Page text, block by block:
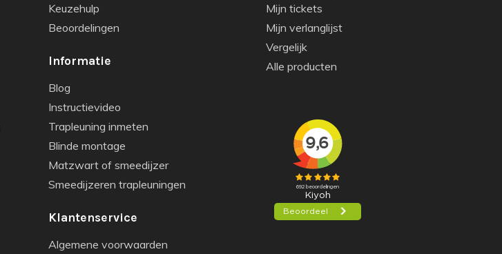
Keuzehulp
Beoordelingen
Informatie
Blog
Instructievideo
Trapleuning inmeten
Blinde montage
Matzwart of smeedijzer
Smeedijzeren trapleuningen
Klantenservice
Algemene voorwaarden
Mijn tickets
Mijn verlanglijst
Vergelijk
Alle producten